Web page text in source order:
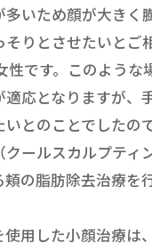
多いため顔が大きく
そりとさせたいとご
性です。このような
適応となりますが、
とのことでしたの
クールスカルプティ
頬の脂肪除去治療を
使用した小顔治療は